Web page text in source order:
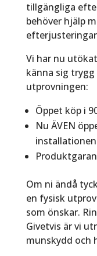
tillgängliga
behöver hjälp
Vi har nu
känna sig
utprovningen:
Öppet köp i
Nu ÄVEN
Om ni ändå
en fysisk
som önskar.
Givetvis är vi
munskydd och